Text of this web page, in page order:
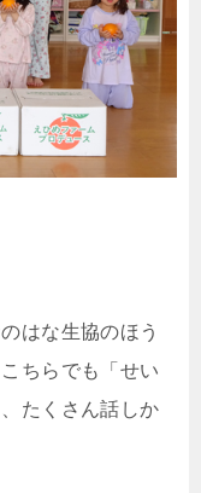
はな生協のほう
ちらでも「せい
たくさん話しか